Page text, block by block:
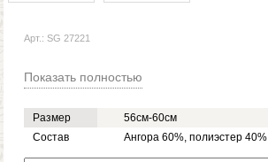
Арт.: SG 27221
Показать полностью
Размер
56см-60см
Состав
Ангора 60%, полиэстер 40%